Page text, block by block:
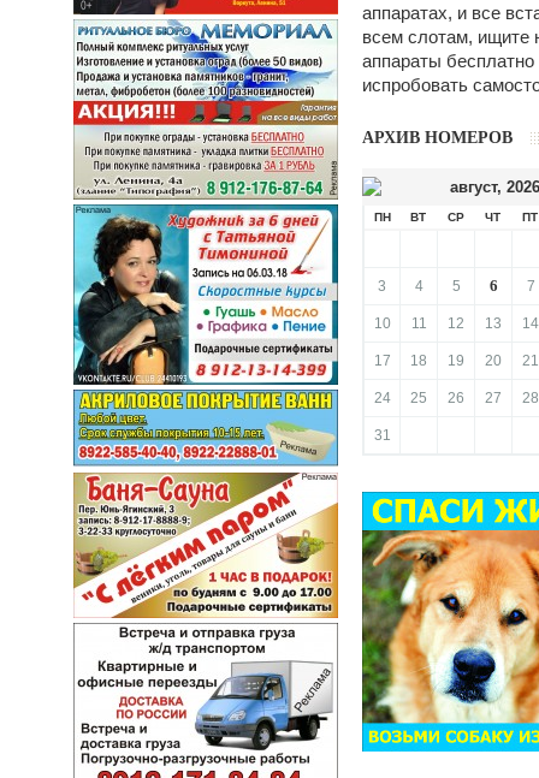
аппаратах, и все
всем слотам, ищите
аппараты
испробовать
АРХИВ НОМЕРОВ
август, 2026
ПН ВТ СР ЧТ ПТ
3 4 5 6 7
10 11 12 13 14
17 18 19 20 21
24 25 26 27 28
31